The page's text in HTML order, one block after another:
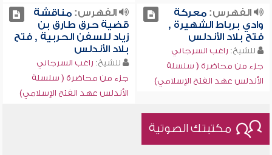
الفهرس:معركة
وادي برباط الشهيرة ,
فتح بلاد الأندلس
للشيخ: راغب السرجاني
جزء من محاضرة ( سلسلة
الأندلس عهد الفتح الإسلامي)
الفهرس:مناقشة
قضية حرق طارق بن
زياد للسفن الحربية , فتح
بلاد الأندلس
للشيخ: راغب السرجاني
جزء من محاضرة ( سلسلة
الأندلس عهد الفتح الإسلامي)
مكتبتك الصوتية